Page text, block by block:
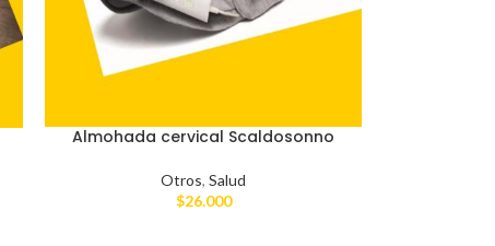
Almohada cervical Scaldosonno
Otros,Salud
$26.000